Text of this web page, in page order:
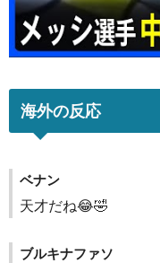
海外の反応
ベナン
天才だね😂🤣
ブルキナファソ